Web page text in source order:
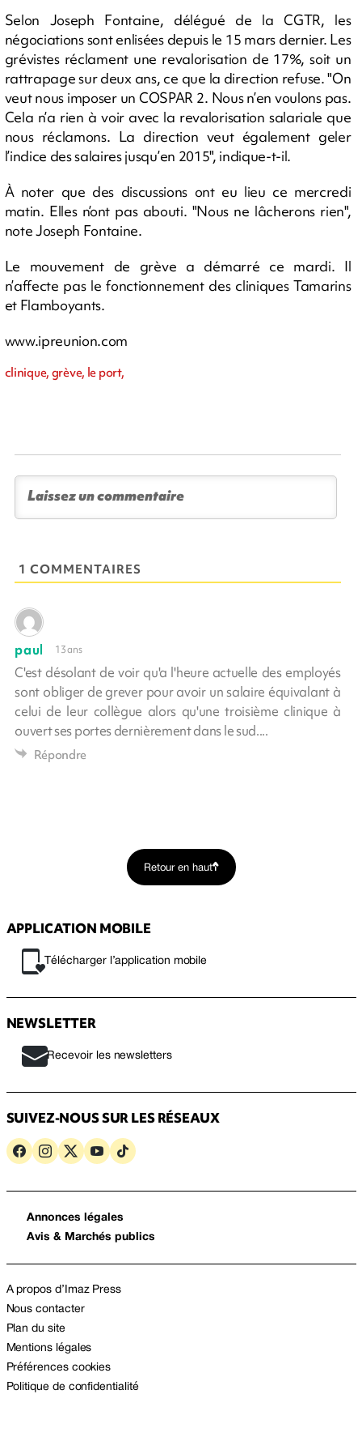
Selon Joseph Fontaine, délégué de la CGTR, les
négociations sont enlisées depuis le 15 mars dernier. Les
grévistes réclament une revalorisation de 17%, soit un
rattrapage sur deux ans, ce que la direction refuse. "On
veut nous imposer un COSPAR 2. Nous n’en voulons pas.
Cela n’a rien à voir avec la revalorisation salariale que
nous réclamons. La direction veut également geler
l’indice des salaires jusqu’en 2015", indique-t-il.
À noter que des discussions ont eu lieu ce mercredi
matin. Elles n’ont pas abouti. "Nous ne lâcherons rien",
note Joseph Fontaine.
Le mouvement de grève a démarré ce mardi. Il
n’affecte pas le fonctionnement des cliniques Tamarins
et Flamboyants.
www.ipreunion.com
clinique, grève, le port,
1 COMMENTAIRES
paul 13 ans
C'est désolant de voir qu'a l'heure actuelle des employés
sont obliger de grever pour avoir un salaire équivalant à
celui de leur collègue alors qu'une troisième clinique à
ouvert ses portes dernièrement dans le sud....
Répondre
Retour en haut
APPLICATION MOBILE
Télécharger l’application mobile
NEWSLETTER
Recevoir les newsletters
SUIVEZ-NOUS SUR LES RÉSEAUX
Annonces légales
Avis & Marchés publics
A propos d’Imaz Press
Nous contacter
Plan du site
Mentions légales
Préférences cookies
Politique de confidentialité